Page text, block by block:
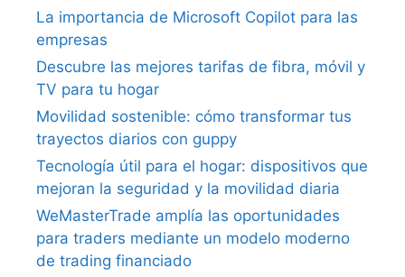
La importancia de Microsoft Copilot para las
empresas
Descubre las mejores tarifas de fibra, móvil y
TV para tu hogar
Movilidad sostenible: cómo transformar tus
trayectos diarios con guppy
Tecnología útil para el hogar: dispositivos que
mejoran la seguridad y la movilidad diaria
WeMasterTrade amplía las oportunidades
para traders mediante un modelo moderno
de trading financiado